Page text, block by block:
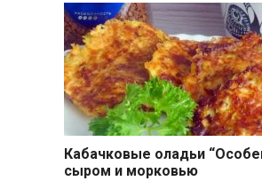
Кабачковые оладьи
сыром и морковью